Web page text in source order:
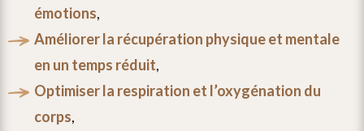
émotions,
améliorer la récupération physique et mentale
en un temps réduit,
optimiser la respiration et l’oxygénation du
corps,